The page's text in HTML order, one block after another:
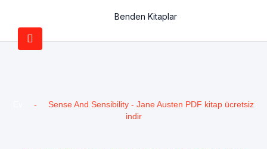
Benden Kitaplar
-
Sense And Sensibility - Jane Austen PDF kitap ücretsiz
indir